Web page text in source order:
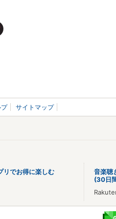
サイトマップ
リでお得に楽しむ
音楽聴
(30日